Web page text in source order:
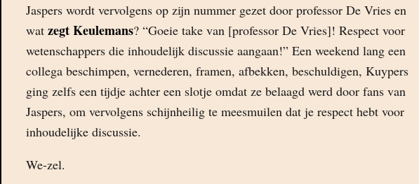
Jaspers wordt vervolgens op zijn nummer gezet door professor De Vries en
wat zegt Keulemans? “Goeie take van [professor De Vries]! Respect voor
wetenschappers die inhoudelijk discussie aangaan!” Een weekend lang een
collega beschimpen, vernederen, framen, afbekken, beschuldigen, Kuypers
ging zelfs een tijdje achter een slotje omdat ze belaagd werd door fans van
Jaspers, om vervolgens schijnheilig te meesmuilen dat je respect hebt voor
inhoudelijke discussie.
We-zel.